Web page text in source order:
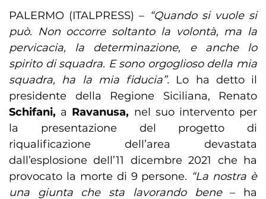
PALERMO (ITALPRESS) – “Quando si vuole si
può. Non occorre soltanto la volontà, ma la
pervicacia, la determinazione, e anche lo
spirito di squadra. E sono orgoglioso della mia
squadra, ha la mia fiducia”. Lo ha detto il
presidente della Regione Siciliana, Renato
Schifani, a Ravanusa, nel suo intervento per
la presentazione del progetto di
riqualificazione dell’area devastata
dall’esplosione dell’11 dicembre 2021 che ha
provocato la morte di 9 persone. “La nostra è
una giunta che sta lavorando bene– ha